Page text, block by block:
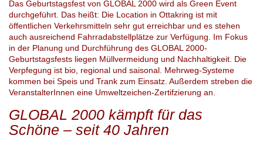
Das Geburtstagsfest von GLOBAL 2000 wird als Green Event
durchgeführt. Das heißt: Die Location in Ottakring ist mit
öffentlichen Verkehrsmitteln sehr gut erreichbar und es stehen
auch ausreichend Fahrradabstellplätze zur Verfügung. Im Fokus
in der Planung und Durchführung des GLOBAL 2000-
Geburtstagsfests liegen Müllvermeidung und Nachhaltigkeit. Die
Verpfegung ist bio, regional und saisonal. Mehrweg-Systeme
kommen bei Speis und Trank zum Einsatz. Außerdem streben die
VeranstalterInnen eine Umweltzeichen-Zertifzierung an.
GLOBAL 2000 kämpft für das
Schöne – seit 40 Jahren